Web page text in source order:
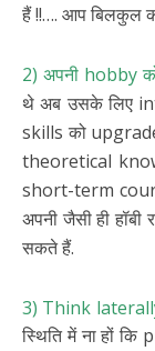
हैं !!…. आप बिलकुल
2) अपनी hobby
थे अब उसके लिए
skills को
theoretical
short-term
अपनी जैसी ही
सकते हैं.
3) Think
स्थिति में ना हों